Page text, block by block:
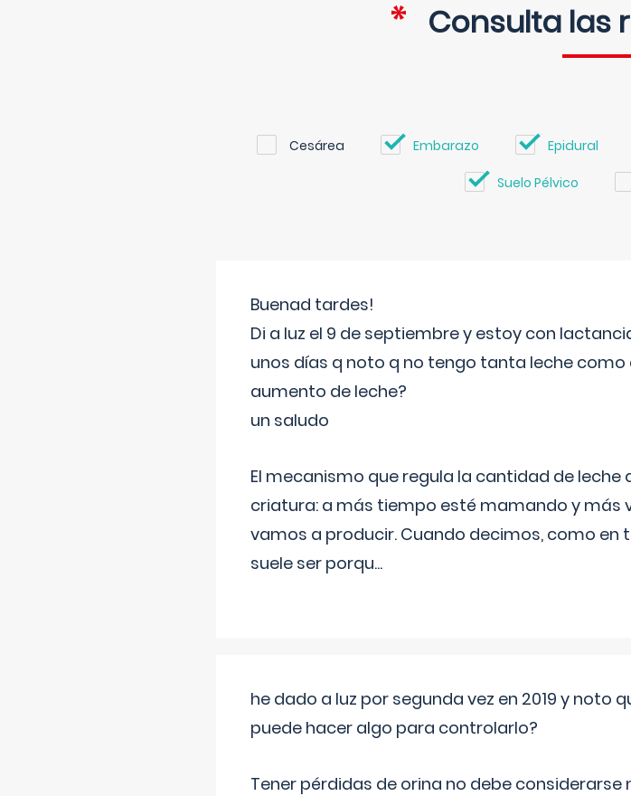
Consulta las
Cesárea Embarazo Epidural
Suelo Pélvico
Buenad tardes!
Di a luz el 9 de septiembre y estoy con
unos días q noto q no tengo tanta leche como
aumento de leche?
un saludo
El mecanismo que regula la cantidad de
criatura: a más tiempo esté mamando y más
vamos a producir. Cuando decimos, como en
suele ser porqu...
he dado a luz por segunda vez en 2019 y noto
puede hacer algo para controlarlo?
Tener pérdidas de orina no debe